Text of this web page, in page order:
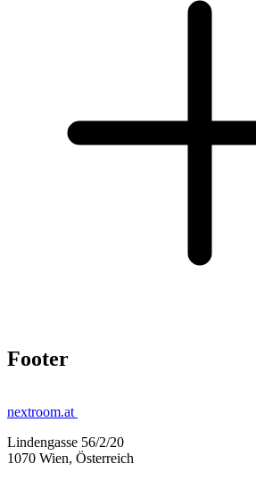
Footer
nextroom.at
Lindengasse 56/2/20
1070 Wien, Österreich